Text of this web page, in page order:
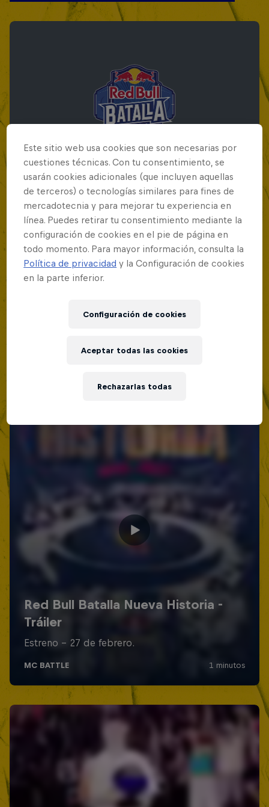
Red Bull Batalla Final Torneo de Plazas
2026
19 Septiembre 2026
Lima, Peru
Red Bull Batalla Nueva Historia:
MC BATTLE
Este sitio web usa cookies que son necesarias por
cuestiones técnicas. Con tu consentimiento, se
usarán cookies adicionales (que incluyen aquellas
de terceros) o tecnologías similares para fines de
mercadotecnia y para mejorar tu experiencia en
línea. Puedes retirar tu consentimiento mediante la
configuración de cookies en el pie de página en
todo momento. Para mayor información, consulta la
Política de privacidad y la Configuración de cookies
en la parte inferior.
Configuración de cookies
Rechazarlas todas
Aceptar todas las cookies